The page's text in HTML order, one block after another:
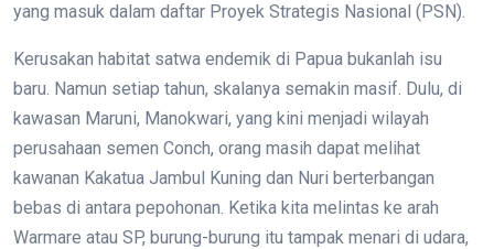
yang masuk dalam daftar Proyek Strategis Nasional (PSN).
Kerusakan habitat satwa endemik di Papua bukanlah isu
baru. Namun setiap tahun, skalanya semakin masif. Dulu, di
kawasan Maruni, Manokwari, yang kini menjadi wilayah
perusahaan semen Conch, orang masih dapat melihat
kawanan Kakatua Jambul Kuning dan Nuri berterbangan
bebas di antara pepohonan. Ketika kita melintas ke arah
Warmare atau SP, burung-burung itu tampak menari di udara,